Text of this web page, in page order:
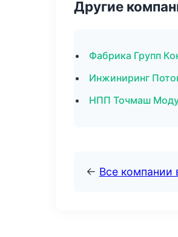
Другие
Фабрика Групп
Инжиниринг
НПП Точмаш
← Все компании